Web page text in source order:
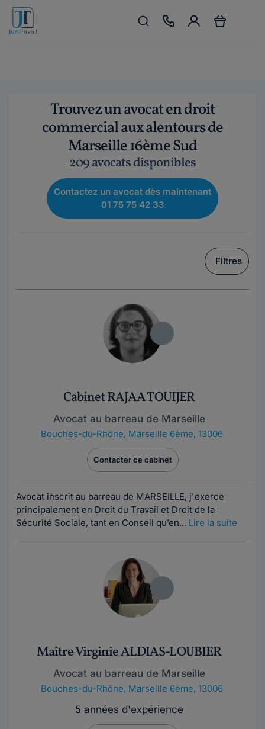
Trouvez un avocat en droit
commercial aux alentours de
Marseille 16ème Sud
209 avocats disponibles
Contactez un avocat dès maintenant
01 75 75 42 33
Filtres
Cabinet RAJAA TOUIJER
Avocat au barreau de Marseille
Bouches-du-Rhône, Marseille 6ème, 13006
Contacter ce cabinet
Avocat inscrit au barreau de MARSEILLE, j'exerce
principalement en Droit du Travail et Droit de la
Sécurité Sociale, tant en Conseil qu’en... Lire la suite
Maître Virginie ALDIAS-LOUBIER
Avocat au barreau de Marseille
Bouches-du-Rhône, Marseille 6ème, 13006
5 années d'expérience